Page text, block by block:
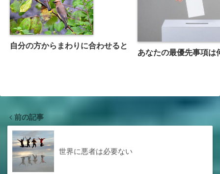
自分の方からまわりに合わせると
あなたの最優先事項は
前の記事
世界に悪者は必要ない